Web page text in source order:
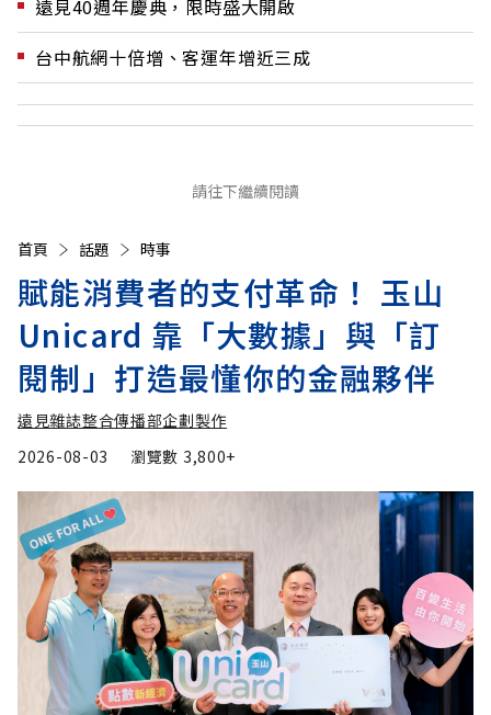
遠見40週年慶典，限時盛大開啟
台中航網十倍增、客運年增近三成
請往下繼續閱讀
首頁 話題 時事
賦能消費者的支付革命！ 玉山
Unicard 靠「大數據」與「訂
閱制」打造最懂你的金融夥伴
遠見雜誌整合傳播部企劃製作
2026-08-03
瀏覽數 3,800+